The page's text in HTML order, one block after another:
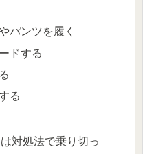
パンツを履く
ドする
る
対処法で乗り切っ